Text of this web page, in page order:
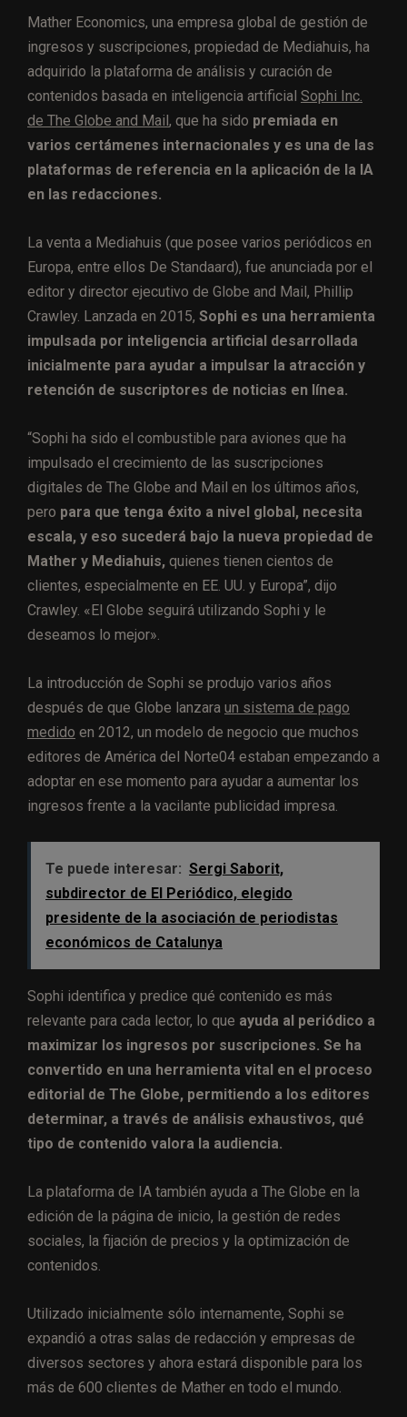
Mather Economics, una empresa global de gestión de
ingresos y suscripciones, propiedad de Mediahuis, ha
adquirido la plataforma de análisis y curación de
contenidos basada en inteligencia artificial Sophi Inc.
de The Globe and Mail , que ha sido premiada en
varios certámenes internacionales y es una de las
plataformas de referencia en la aplicación de la IA
en las redacciones.
La venta a Mediahuis (que posee varios periódicos en
Europa, entre ellos De Standaard), fue anunciada por el
editor y director ejecutivo de Globe and Mail, Phillip
Crawley. Lanzada en 2015, Sophi es una herramienta
impulsada por inteligencia artificial desarrollada
inicialmente para ayudar a impulsar la atracción y
retención de suscriptores de noticias en línea.
“Sophi ha sido el combustible para aviones que ha
impulsado el crecimiento de las suscripciones
digitales de The Globe and Mail en los últimos años,
pero para que tenga éxito a nivel global, necesita
escala, y eso sucederá bajo la nueva propiedad de
Mather y Mediahuis, quienes tienen cientos de
clientes, especialmente en EE. UU. y Europa”, dijo
Crawley. «El Globe seguirá utilizando Sophi y le
deseamos lo mejor».
La introducción de Sophi se produjo varios años
después de que Globe lanzara un sistema de pago
medido en 2012, un modelo de negocio que muchos
editores de América del Norte04 estaban empezando a
adoptar en ese momento para ayudar a aumentar los
ingresos frente a la vacilante publicidad impresa.
Te puede interesar: Sergi Saborit,
subdirector de El Periódico, elegido
presidente de la asociación de periodistas
económicos de Catalunya
Sophi identifica y predice qué contenido es más
relevante para cada lector, lo que ayuda al periódico a
maximizar los ingresos por suscripciones. Se ha
convertido en una herramienta vital en el proceso
editorial de The Globe, permitiendo a los editores
determinar, a través de análisis exhaustivos, qué
tipo de contenido valora la audiencia.
La plataforma de IA también ayuda a The Globe en la
edición de la página de inicio, la gestión de redes
sociales, la fijación de precios y la optimización de
contenidos.
Utilizado inicialmente sólo internamente, Sophi se
expandió a otras salas de redacción y empresas de
diversos sectores y ahora estará disponible para los
más de 600 clientes de Mather en todo el mundo.